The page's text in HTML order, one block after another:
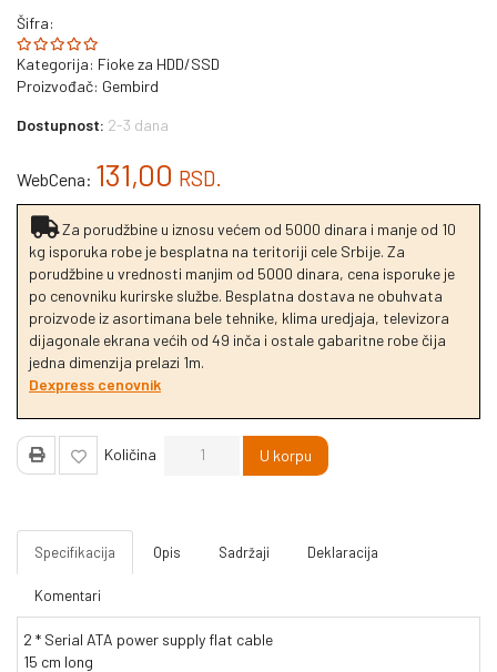
Šifra:
Kategorija: Fioke za HDD/SSD
Proizvođač: Gembird
Dostupnost: 2-3 dana
WebCena: 131,00 RSD.
Za porudžbine u iznosu većem od 5000 dinara i manje od 10
kg isporuka robe je besplatna na teritoriji cele Srbije. Za
porudžbine u vrednosti manjim od 5000 dinara, cena isporuke je
po cenovniku kurirske službe. Besplatna dostava ne obuhvata
proizvode iz asortimana bele tehnike, klima uredjaja, televizora
dijagonale ekrana većih od 49 inča i ostale gabaritne robe čija
jedna dimenzija prelazi 1m.
Dexpress cenovnik
Količina U korpu
Specifikacija Opis Sadržaji Deklaracija
Komentari
2 * Serial ATA power supply flat cable
15 cm long